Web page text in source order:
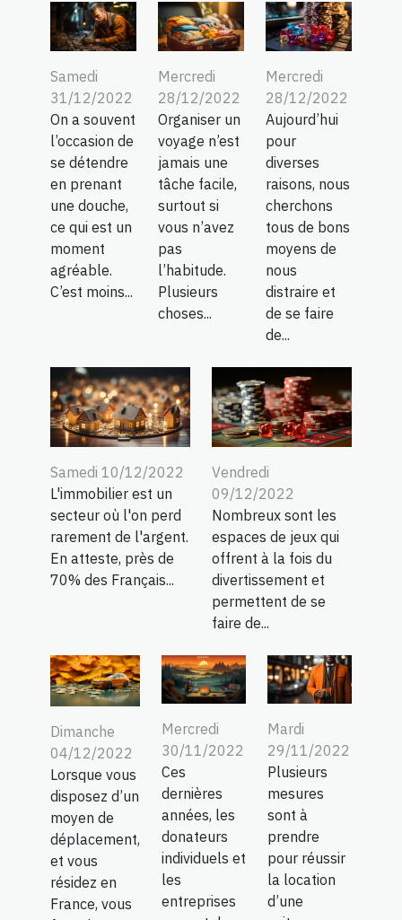
Samedi
31/12/2022
On a souvent
l’occasion de
se détendre
en prenant
une douche,
ce qui est un
moment
agréable.
C’est moins...
Mercredi
28/12/2022
Organiser un
voyage n’est
jamais une
tâche facile,
surtout si
vous n’avez
pas
l’habitude.
Plusieurs
choses...
Mercredi
28/12/2022
Aujourd’hui
pour
diverses
raisons, nous
cherchons
tous de bons
moyens de
nous
distraire et
de se faire
de...
Samedi 10/12/2022
L'immobilier est un
secteur où l'on perd
rarement de l'argent.
En atteste, près de
70% des Français...
Vendredi
09/12/2022
Nombreux sont les
espaces de jeux qui
offrent à la fois du
divertissement et
permettent de se
faire de...
Dimanche
04/12/2022
Lorsque vous
disposez d’un
moyen de
déplacement,
et vous
résidez en
France, vous
Mercredi
30/11/2022
Ces
dernières
années, les
donateurs
individuels et
les
entreprises
Mardi
29/11/2022
Plusieurs
mesures
sont à
prendre
pour réussir
la location
d’une